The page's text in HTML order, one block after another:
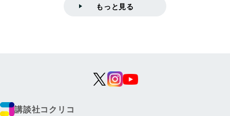
もっと見る
講談社コクリコ